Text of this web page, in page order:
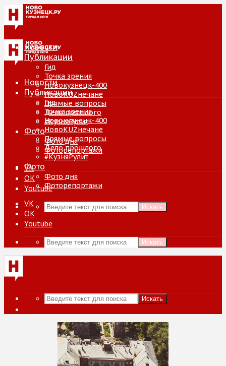
Новости
Публикации
Гид
Точка зрения
Новокузнецк-400
НовоKUZнечане
Прямые вопросы
Дело прошлого
#КузняРулит
Фото
Фото дня
Фоторепортажи
VK
ОК
Youtube
Искать
Новости
Публикации
Гид
Точка зрения
Новокузнецк-400
НовоKUZнечане
Прямые вопросы
Дело прошлого
#КузняРулит
Фото
Фото дня
Фоторепортажи
VK
ОК
Youtube
Искать
Искать